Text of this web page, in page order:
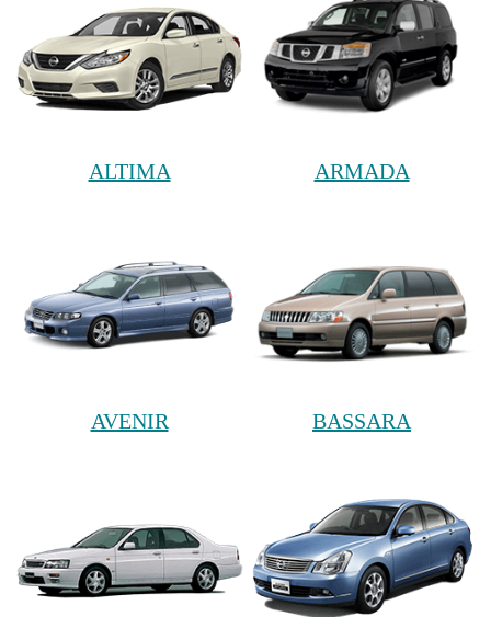
ALTIMA ARMADA
AVENIR BASSARA